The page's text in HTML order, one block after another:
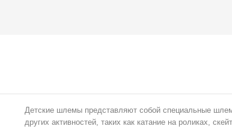
Детские шлемы представляют собой специальные
других активностей, таких как катание на роликах,